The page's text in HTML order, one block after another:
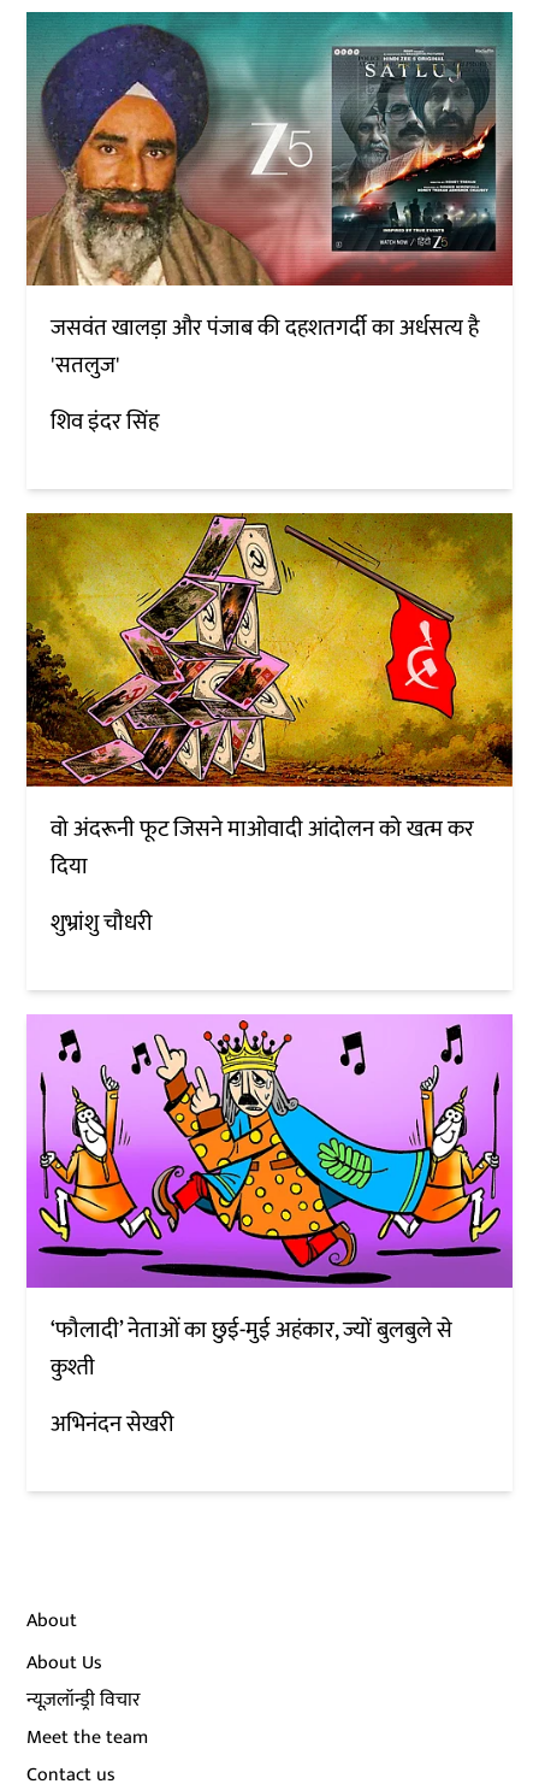
जसवंत खालड़ा और पंजाब की दहशतगर्दी का अर्धसत्य है
'सतलुज'
शिव इंदर सिंह
वो अंदरूनी फूट जिसने माओवादी आंदोलन को खत्म कर
दिया
शुभ्रांशु चौधरी
‘फौलादी’ नेताओं का छुई-मुई अहंकार, ज्यों बुलबुले से
कुश्ती
अभिनंदन सेखरी
About
About Us
न्यूज़लॉन्ड्री विचार
Meet the team
Contact us